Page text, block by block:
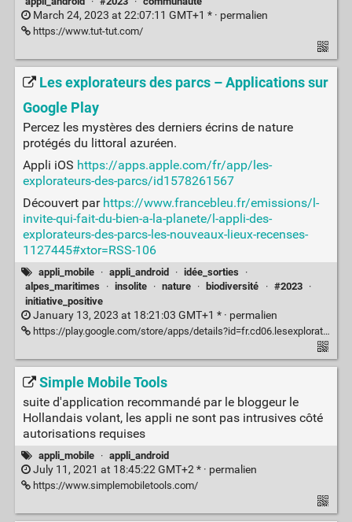
March 24, 2023 at 22:07:11 GMT+1 * · permalien
https://www.tut-tut.com/
Les explorateurs des parcs – Applications sur
Google Play
Percez les mystères des derniers écrins de nature
protégés du littoral azuréen.
Appli iOS https://apps.apple.com/fr/app/les-
explorateurs-des-parcs/id1578261567
Découvert par https://www.francebleu.fr/emissions/l-
invite-qui-fait-du-bien-a-la-planete/l-appli-des-
explorateurs-des-parcs-les-nouveaux-lieux-recenses-
1127445#xtor=RSS-106
appli_mobile · appli_android · idée_sorties
·
alpes_maritimes
· insolite · nature · biodiversité · #2023
·
initiative_positive
January 13, 2023 at 18:21:03 GMT+1 * · permalien
https://play.google.com/store/apps/details?id=fr.cd06.lesexplorateursdesparcs&hl=fr&gl=US&pli=1
Simple Mobile Tools
suite d'application recommandé par le bloggeur le
Hollandais volant, les appli ne sont pas intrusives côté
autorisations requises
appli_mobile · appli_android
July 11, 2021 at 18:45:22 GMT+2 * · permalien
https://www.simplemobiletools.com/